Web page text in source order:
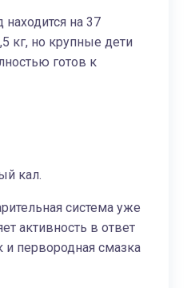
на 37
кг, но крупные дети
готов к
кал.
система уже
активность в ответ
первородная смазка